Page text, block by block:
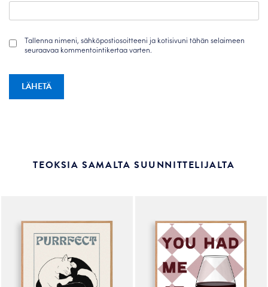
Tallenna nimeni, sähköpostiosoitteeni ja kotisivuni tähän selaimeen
seuraavaa kommentointikertaa varten.
TEOKSIA SAMALTA SUUNNITTELIJALTA